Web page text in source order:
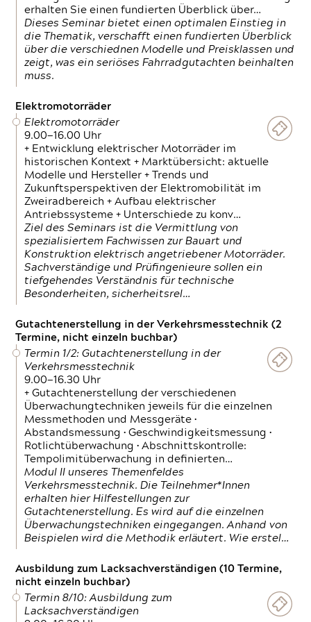
erhalten Sie einen fundierten Überblick über…
Dieses Seminar bietet einen optimalen Einstieg in
die Thematik, verschafft einen fundierten Überblick
über die verschiednen Modelle und Preisklassen und
zeigt, was ein seriöses Fahrradgutachten beinhalten
muss.
Elektromotorräder
Elektromotorräder
9.00—16.00 Uhr
+ Entwicklung elektrischer Motorräder im
historischen Kontext + Marktübersicht: aktuelle
Modelle und Hersteller + Trends und
Zukunftsperspektiven der Elektromobilität im
Zweiradbereich + Aufbau elektrischer
Antriebssysteme + Unterschiede zu konv…
Ziel des Seminars ist die Vermittlung von
spezialisiertem Fachwissen zur Bauart und
Konstruktion elektrisch angetriebener Motorräder.
Sachverständige und Prüfingenieure sollen ein
tiefgehendes Verständnis für technische
Besonderheiten, sicherheitsrel…
Gutachtenerstellung in der Verkehrsmesstechnik (2
Termine, nicht einzeln buchbar)
Termin 1/2: Gutachtenerstellung in der
Verkehrsmesstechnik
9.00—16.30 Uhr
+ Gutachtenerstellung der verschiedenen
Überwachungtechniken jeweils für die einzelnen
Messmethoden und Messgeräte •
Abstandsmessung • Geschwindigkeitsmessung •
Rotlichtüberwachung • Abschnittskontrolle:
Tempolimitüberwachung in definierten…
Modul II unseres Themenfeldes
Verkehrsmesstechnik. Die Teilnehmer*Innen
erhalten hier Hilfestellungen zur
Gutachtenerstellung. Es wird auf die einzelnen
Überwachungstechniken eingegangen. Anhand von
Beispielen wird die Methodik erläutert. Wie erstel…
Ausbildung zum Lacksachverständigen (10 Termine,
nicht einzeln buchbar)
Termin 8/10: Ausbildung zum
Lacksachverständigen